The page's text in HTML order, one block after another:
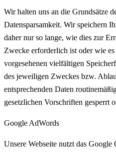
Wir halten uns an die Grundsätze
Datensparsamkeit. Wir speichern
daher nur so lange, wie dies zur
Zwecke erforderlich ist oder wie
vorgesehenen vielfältigen
des jeweiligen Zweckes bzw.
entsprechenden Daten
gesetzlichen Vorschriften gesperrt
Google AdWords
Unsere Webseite nutzt das